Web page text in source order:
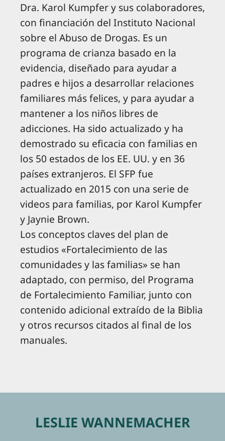
Dra. Karol Kumpfer y sus colaboradores,
con financiación del Instituto Nacional
sobre el Abuso de Drogas. Es un
programa de crianza basado en la
evidencia, diseñado para ayudar a
padres e hijos a desarrollar relaciones
familiares más felices, y para ayudar a
mantener a los niños libres de
adicciones. Ha sido actualizado y ha
demostrado su eficacia con familias en
los 50 estados de los EE. UU. y en 36
países extranjeros. El SFP fue
actualizado en 2015 con una serie de
videos para familias, por Karol Kumpfer
y Jaynie Brown.
Los conceptos claves del plan de
estudios «Fortalecimiento de las
comunidades y las familias» se han
adaptado, con permiso, del Programa
de Fortalecimiento Familiar, junto con
contenido adicional extraído de la Biblia
y otros recursos citados al final de los
manuales.
LESLIE WANNEMACHER